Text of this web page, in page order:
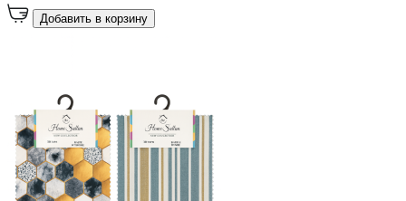
Добавить в корзину